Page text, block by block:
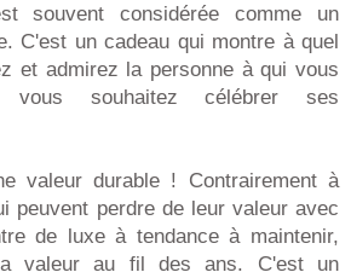
souvent considérée comme un
C'est un cadeau qui montre à quel
et admirez la personne à qui vous
souhaitez célébrer ses
valeur durable ! Contrairement à
peuvent perdre de leur valeur avec
de luxe à tendance à maintenir,
valeur au fil des ans. C'est un